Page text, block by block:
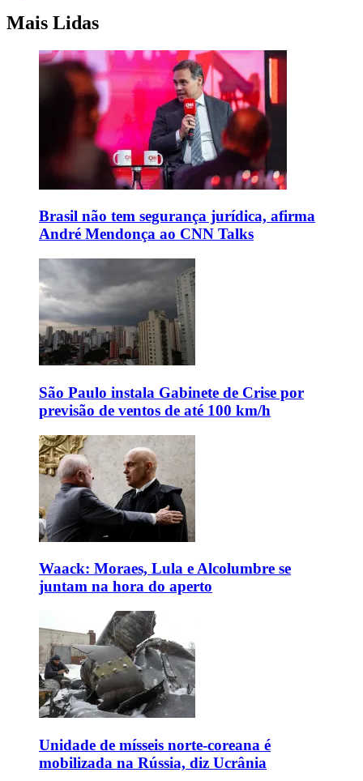
Mais Lidas
Brasil não tem segurança jurídica, afirma
André Mendonça ao CNN Talks
São Paulo instala Gabinete de Crise por
previsão de ventos de até 100 km/h
Waack: Moraes, Lula e Alcolumbre se
juntam na hora do aperto
Unidade de mísseis norte-coreana é
mobilizada na Rússia, diz Ucrânia